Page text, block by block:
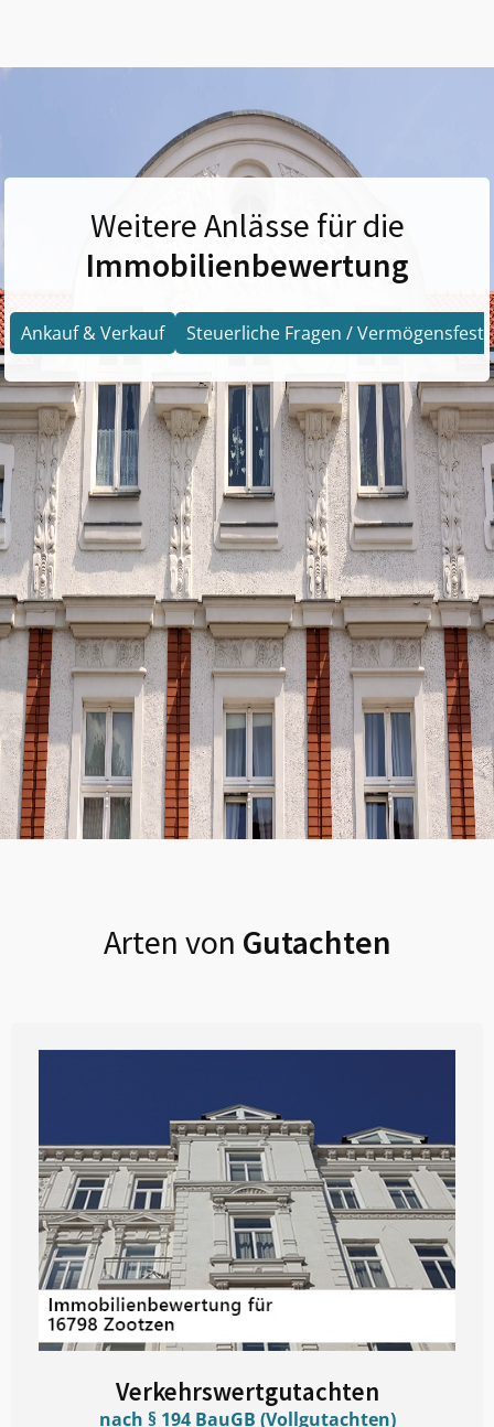
Weitere Anlässe für die
Immobilienbewertung
Ankauf & Verkauf Steuerliche Fragen /
Arten von Gutachten
Verkehrswertgutachten
nach § 194 BauGB (Vollgutachten)